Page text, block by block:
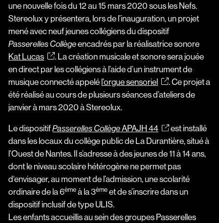
une nouvelle fois du 12 au 15 mars 2020 sous les Nefs.
Stereolux y présentera, lors de l’inauguration, un projet
mené avec neuf jeunes collégiens du dispositif
Passerelles Collègeencadrés par la réalisatrice sonore
Kat Lucas
. La création musicale et sonore sera jouée
en direct par les collégiens à l’aide d’un instrument de
musique connecté appelé l’orgue sensoriel
. Ce projet a
été réalisé au cours de plusieurs séances d’ateliers de
janvier à mars 2020 à Stereolux.
Le dispositifPasserelles CollègeAPAJH 44
est installé
dans les locaux du collège public de La Durantière, situé à
l’Ouest de Nantes. Il s’adresse à des jeunes de 11 à 14 ans,
dont le niveau scolaire hétérogène ne permet pas
d‘envisager, au moment de l’admission, une scolarité
ordinaire de la 6ème à la 3ème et de s’inscrire dans un
dispositif inclusif de type ULIS.
Les enfants accueillis au sein des groupes Passerelles